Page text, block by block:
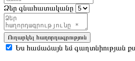
Ձեր գնահատականը
Ուղարկել հաղորդագրություն
Ես համաձայն եմ գաղտնիության